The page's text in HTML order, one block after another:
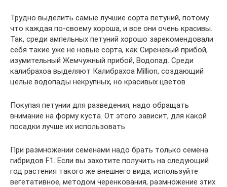
Трудно выделить самые лучшие сорта петуний, потому
что каждая по-своему хороша, и все они очень красивы.
Так, среди ампельных петуний хорошо зарекомендовали
себя такие уже не новые сорта, как Сиреневый прибой,
изумительный Жемчужный прибой, Водопад. Среди
калибрахоа выделяют Калибрахоа Million, создающий
целые водопады некрупных, но красивых цветов.
Покупая петунии для разведения, надо обращать
внимание на форму куста. От этого зависит, для какой
посадки лучше их использовать
При размножении семенами надо брать только семена
гибридов F1. Если вы захотите получить на следующий
год растения такого же внешнего вида, используйте
вегетативное, методом черенкования, размножение этих